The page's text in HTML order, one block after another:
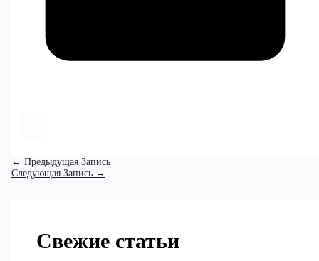
← Предыдущая Запись
Следующая Запись →
Свежие статьи